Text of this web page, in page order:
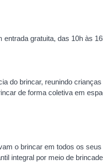
gratuita, das 10h às
do brincar, reunindo
de forma coletiva em
o brincar em todos os
integral por meio de